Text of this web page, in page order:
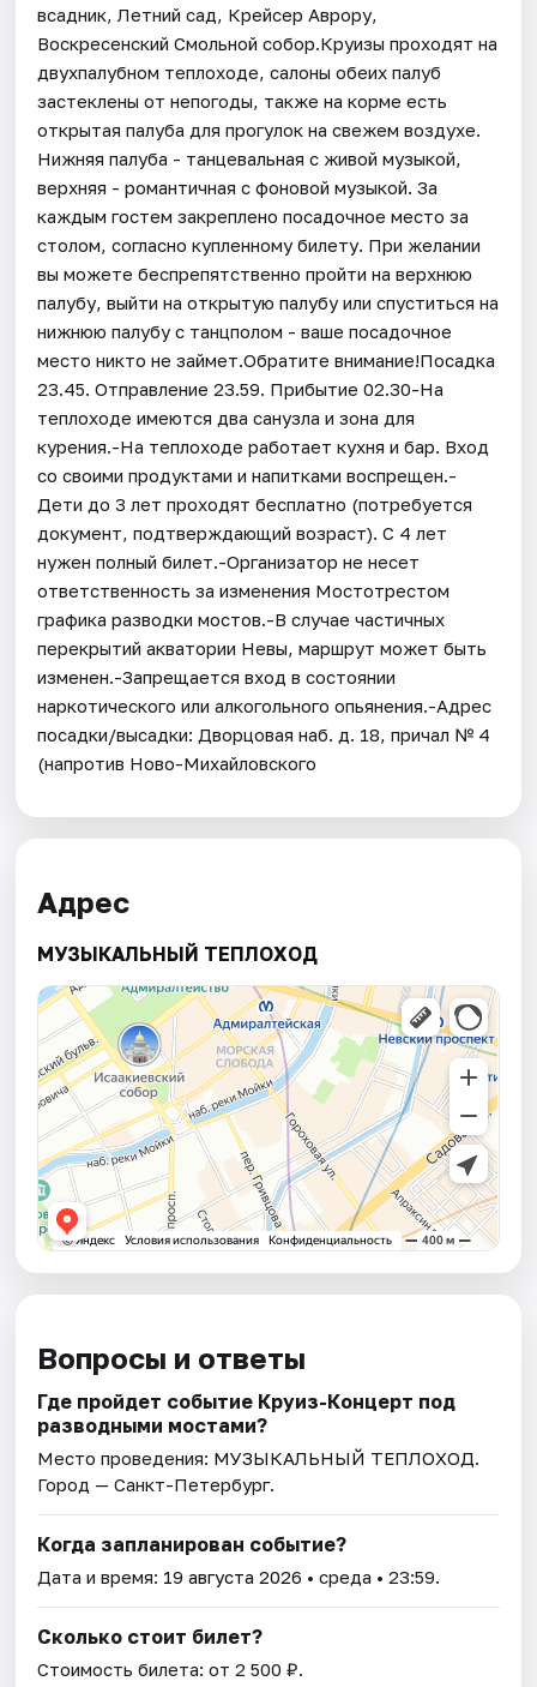
всадник, Летний сад, Крейсер Аврору,
Воскресенский Смольной собор.Круизы проходят на
двухпалубном теплоходе, салоны обеих палуб
застеклены от непогоды, также на корме есть
открытая палуба для прогулок на свежем воздухе.
Нижняя палуба - танцевальная с живой музыкой,
верхняя - романтичная с фоновой музыкой. За
каждым гостем закреплено посадочное место за
столом, согласно купленному билету. При желании
вы можете беспрепятственно пройти на верхнюю
палубу, выйти на открытую палубу или спуститься на
нижнюю палубу с танцполом - ваше посадочное
место никто не займет.Обратите внимание!Посадка
23.45. Отправление 23.59. Прибытие 02.30-На
теплоходе имеются два санузла и зона для
курения.-На теплоходе работает кухня и бар. Вход
со своими продуктами и напитками воспрещен.-
Дети до 3 лет проходят бесплатно (потребуется
документ, подтверждающий возраст). С 4 лет
нужен полный билет.-Организатор не несет
ответственность за изменения Мостотрестом
графика разводки мостов.-В случае частичных
перекрытий акватории Невы, маршрут может быть
изменен.-Запрещается вход в состоянии
наркотического или алкогольного опьянения.-Адрес
посадки/высадки: Дворцовая наб. д. 18, причал № 4
(напротив Ново-Михайловского
Адрес
МУЗЫКАЛЬНЫЙ ТЕПЛОХОД
Вопросы и ответы
Где пройдет событие Круиз-Концерт под
разводными мостами?
Место проведения: МУЗЫКАЛЬНЫЙ ТЕПЛОХОД.
Город — Санкт-Петербург.
Когда запланирован событие?
Дата и время: 19 августа 2026 • среда • 23:59.
Сколько стоит билет?
Стоимость билета: от 2 500 ₽.